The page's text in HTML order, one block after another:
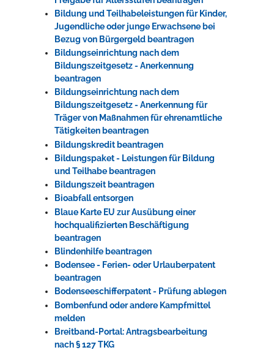
Bildung und Teilhabeleistungen für Kinder,
Jugendliche oder junge Erwachsene bei
Bezug von Bürgergeld beantragen
Bildungseinrichtung nach dem
Bildungszeitgesetz - Anerkennung
beantragen
Bildungseinrichtung nach dem
Bildungszeitgesetz - Anerkennung für
Träger von Maßnahmen für ehrenamtliche
Tätigkeiten beantragen
Bildungskredit beantragen
Bildungspaket - Leistungen für Bildung
und Teilhabe beantragen
Bildungszeit beantragen
Bioabfall entsorgen
Blaue Karte EU zur Ausübung einer
hochqualifizierten Beschäftigung
beantragen
Blindenhilfe beantragen
Bodensee - Ferien- oder Urlauberpatent
beantragen
Bodenseeschifferpatent - Prüfung ablegen
Bombenfund oder andere Kampfmittel
melden
Breitband-Portal: Antragsbearbeitung
nach § 127 TKG